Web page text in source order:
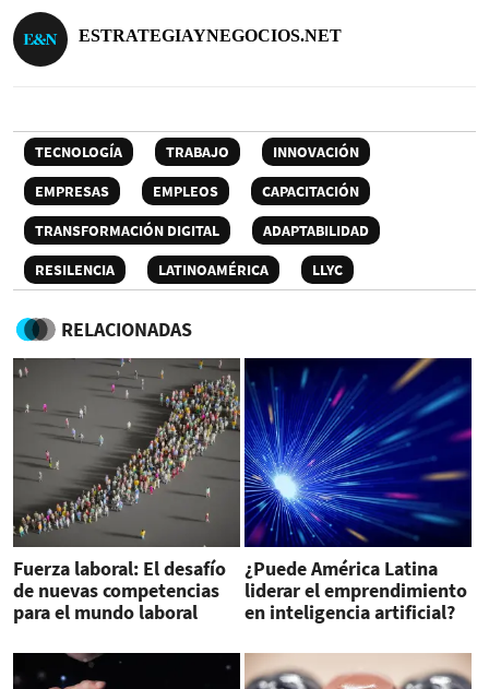
ESTRATEGIAYNEGOCIOS.NET
TECNOLOGÍA TRABAJO
INNOVACIÓN
EMPRESAS
EMPLEOS
CAPACITACIÓN
TRANSFORMACIÓN DIGITAL
ADAPTABILIDAD
RESILENCIA
LATINOAMÉRICA LLYC
RELACIONADAS
Fuerza laboral: El desafío
de nuevas competencias
para el mundo laboral
¿Puede América Latina
liderar el emprendimiento
en inteligencia artificial?